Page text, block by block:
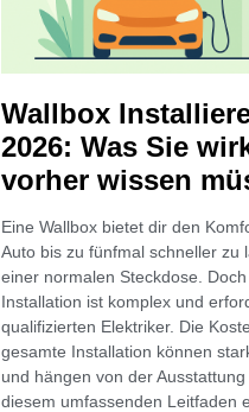
Wallbox
2026: Was Sie
vorher wissen
Eine Wallbox bietet dir den
Auto bis zu fünfmal schneller zu
einer normalen Steckdose. Doch
Installation ist komplex und
qualifizierten Elektriker. Die
gesamte Installation können
und hängen von der Ausstattung
diesem umfassenden Leitfaden